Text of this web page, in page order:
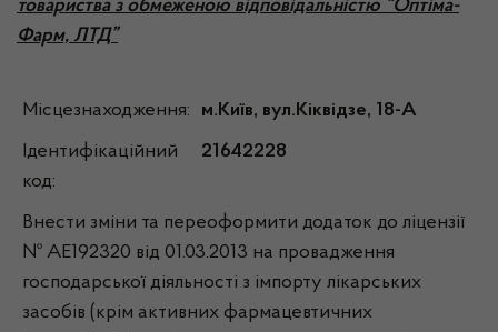
товариства з обмеженою відповідальністю “Оптіма-
Фарм, ЛТД”
Місцезнаходження: м.Київ, вул.Кіквідзе, 18-А
Ідентифікаційний
код:
21642228
Внести зміни та переоформити додаток до ліцензії
№ АЕ192320 від 01.03.2013 на провадження
господарської діяльності з імпорту лікарських
засобів (крім активних фармацевтичних